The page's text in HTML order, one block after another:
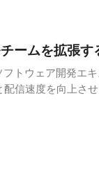
ームを拡張す
フトウェア開発エ
配信速度を向上さ